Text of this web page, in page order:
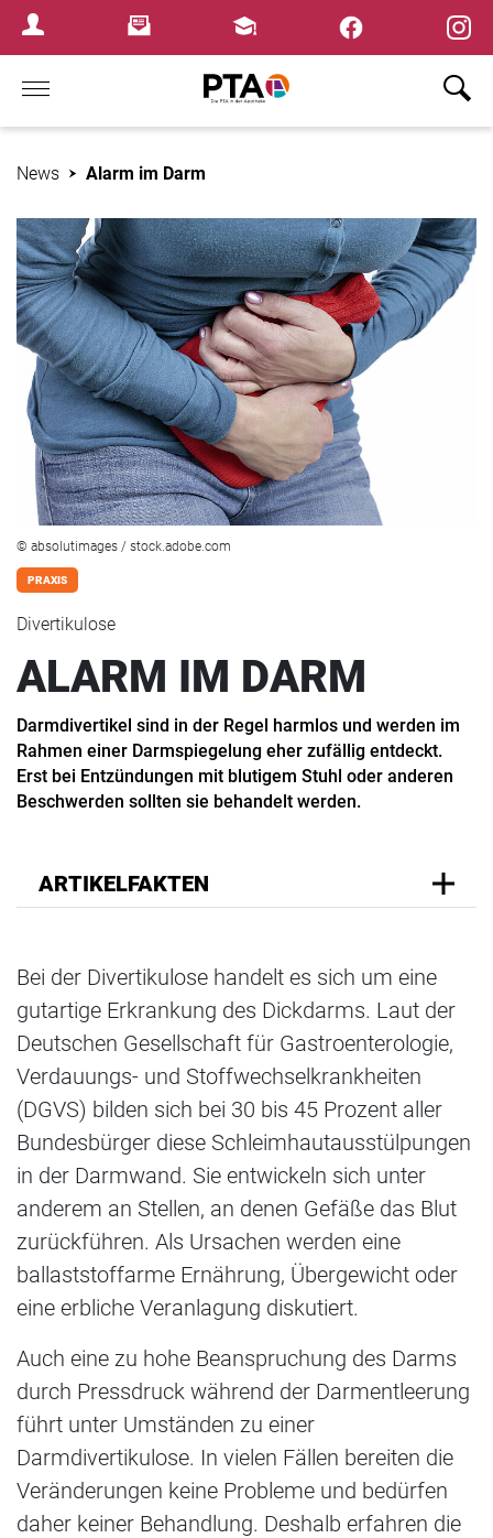
Login MenuNewsletterFortbildungen
Home
News Alarm im Darm
© absolutimages / stock.adobe.com
PRAXIS
Divertikulose
ALARM IM DARM
Darmdivertikel sind in der Regel harmlos und werden im
Rahmen einer Darmspiegelung eher zufällig entdeckt.
Erst bei Entzündungen mit blutigem Stuhl oder anderen
Beschwerden sollten sie behandelt werden.
ARTIKELFAKTEN
Bei der Divertikulose handelt es sich um eine
gutartige Erkrankung des Dickdarms. Laut der
Deutschen Gesellschaft für Gastroenterologie,
Verdauungs- und Stoffwechselkrankheiten
(DGVS) bilden sich bei 30 bis 45 Prozent aller
Bundesbürger diese Schleimhautausstülpungen
in der Darmwand. Sie entwickeln sich unter
anderem an Stellen, an denen Gefäße das Blut
zurückführen. Als Ursachen werden eine
ballaststoffarme Ernährung, Übergewicht oder
eine erbliche Veranlagung diskutiert.
Auch eine zu hohe Beanspruchung des Darms
durch Pressdruck während der Darmentleerung
führt unter Umständen zu einer
Darmdivertikulose. In vielen Fällen bereiten die
Veränderungen keine Probleme und bedürfen
daher keiner Behandlung. Deshalb erfahren die
×